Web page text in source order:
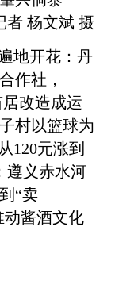
者 杨文斌 摄
地开花：丹
作社，
改造成运
村以篮球为
120元涨到
遵义赤水河
“卖
动酱酒文化